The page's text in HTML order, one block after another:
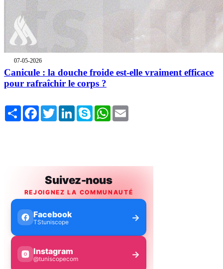
07-05-2026
Canicule : la douche froide est-elle vraiment efficace
pour rafraîchir le corps ?
Share FacebookTwitterLinkedInSkype WhatsApp